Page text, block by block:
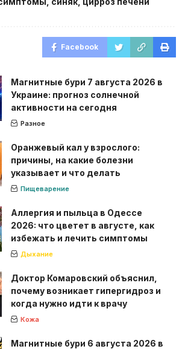
Facebook
Магнитные бури 7 августа 2026 в
Украине: прогноз солнечной
активности на сегодня
Разное
Оранжевый кал у взрослого:
причины, на какие болезни
указывает и что делать
Пищеварение
Аллергия и пыльца в Одессе
2026: что цветет в августе, как
избежать и лечить симптомы
Дыхание
Доктор Комаровский объяснил,
почему возникает гипергидроз и
когда нужно идти к врачу
Кожа
Магнитные бури 6 августа 2026 в